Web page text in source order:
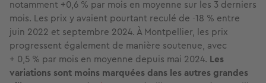
notamment +0,6 % par mois en moyenne sur les 3 derniers
mois. Les prix y avaient pourtant reculé de -18 % entre
juin 2022 et septembre 2024. À Montpellier, les prix
progressent également de manière soutenue, avec
+ 0,5 % par mois en moyenne depuis mai 2024. Les
variations sont moins marquées dans les autres grandes